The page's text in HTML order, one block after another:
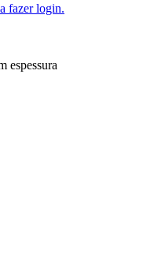
fazer login.
espessura